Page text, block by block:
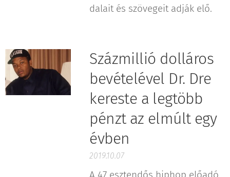
dalait és szövegeit adják elő.
Százmillió dolláros
bevételével Dr. Dre
kereste a legtöbb
pénzt az elmúlt egy
évben
2019.10.07